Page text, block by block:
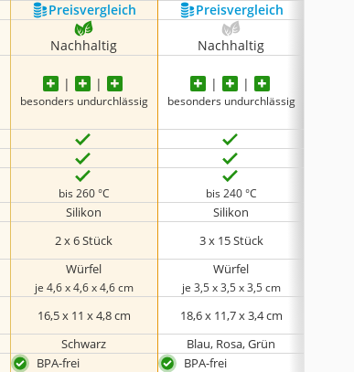
Preis­vergleich Preis­vergleich
Nachhaltig Nachhaltig
besonders undurchlässig besonders undurchlässig
bis 260 °C bis 240 °C
Silikon Silikon
2 x 6 Stück 3 x 15 Stück
Würfel
je 4,6 x 4,6 x 4,6 cm
Würfel
je 3,5 x 3,5 x 3,5 cm
16,5 x 11 x 4,8 cm 18,6 x 11,7 x 3,4 cm
Schwarz Blau, Rosa, Grün
BPA-frei
BPA-frei